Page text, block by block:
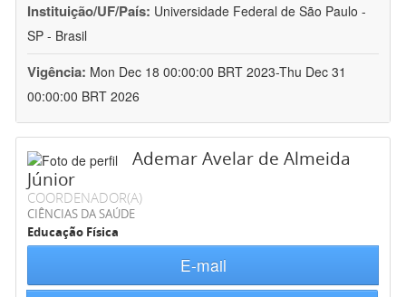
Instituição/UF/País: Universidade Federal de São Paulo -
SP - Brasil
Vigência: Mon Dec 18 00:00:00 BRT 2023-Thu Dec 31
00:00:00 BRT 2026
Ademar Avelar de Almeida
Júnior
COORDENADOR(A)
CIÊNCIAS DA SAÚDE
Educação Física
E-mail